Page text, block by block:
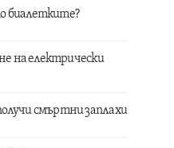
биалетките?
на електрически
смъртни заплахи